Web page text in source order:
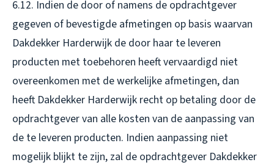
6.12. Indien de door of namens de opdrachtgever
gegeven of bevestigde afmetingen op basis waarvan
Dakdekker Harderwijk de door haar te leveren
producten met toebehoren heeft vervaardigd niet
overeenkomen met de werkelijke afmetingen, dan
heeft Dakdekker Harderwijk recht op betaling door de
opdrachtgever van alle kosten van de aanpassing van
de te leveren producten. Indien aanpassing niet
mogelijk blijkt te zijn, zal de opdrachtgever Dakdekker